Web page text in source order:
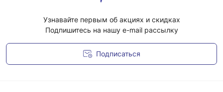
Узнавайте первым об акциях и скидках
Подпишитесь на нашу e-mail рассылку
Подписаться